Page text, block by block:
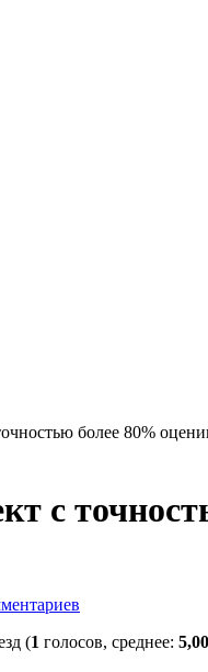
более 80%
с
(1 голосов, среднее: 5,00